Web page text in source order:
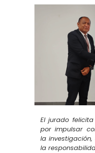
El jurado
por impulsar
la
la